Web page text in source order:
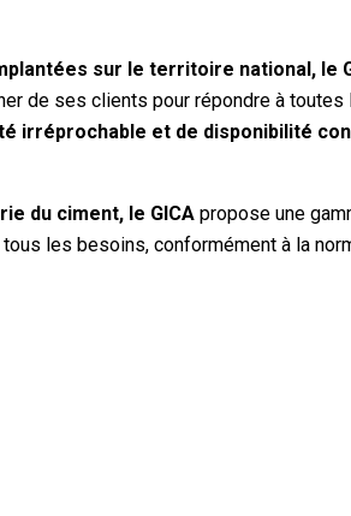
sur le territoire national, le
de ses clients pour répondre à toutes
irréprochable et de disponibilité
du ciment, le GICA propose une
les besoins, conformément à la